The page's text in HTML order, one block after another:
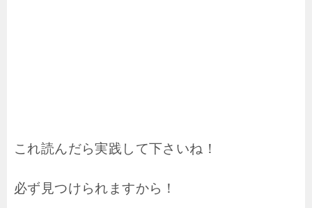
これ読んだら実践して下さいね！
必ず見つけられますから！